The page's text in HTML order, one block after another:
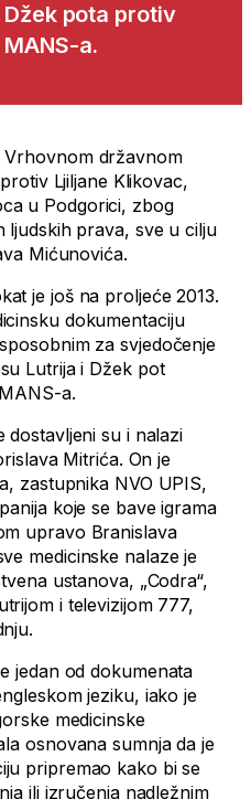
Džek pota protiv
MANS-a.
državnom
Ljiljane Klikovac,
u Podgorici, zbog
ljudskih prava, sve u cilju
Mićunovića.
je još na proljeće 2013.
dokumentaciju
za svjedočenje
Lutrija i Džek pot
a.
dostavljeni su i nalazi
Mitrića. On je
zastupnika NVO UPIS,
koje se bave igrama
upravo Branislava
medicinske nalaze je
ustanova, „Codra“,
i televizijom 777,
jedan od dokumenata
jeziku, iako je
medicinske
osnovana sumnja da je
pripremao kako bi se
ili izručenja nadležnim